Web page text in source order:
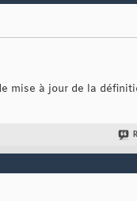
mise à jour de la